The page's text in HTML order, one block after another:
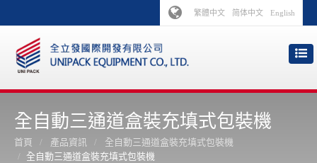
繁體中文 简体中文 English
全自動三通道盒裝充填式包裝機
首頁 產品資訊
全自動三通道盒裝充填式包裝機
全自動三通道盒裝充填式包裝機